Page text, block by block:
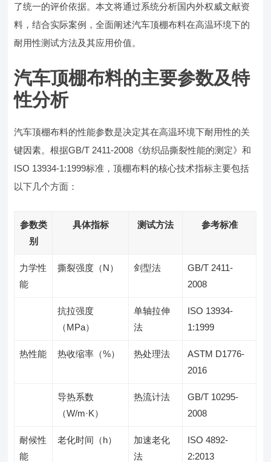
了统一的评价依据。本文将通过系统分析国内外权威文献资
料，结合实际案例，全面阐述汽车顶棚布料在高温环境下的
耐用性测试方法及其应用价值。
汽车顶棚布料的主要参数及特
性分析
汽车顶棚布料的性能参数是决定其在高温环境下耐用性的关
键因素。根据GB/T 2411-2008《纺织品撕裂性能的测定》和
ISO 13934-1:1999标准，顶棚布料的核心技术指标主要包括
以下几个方面：
参数类
别
具体指标 测试方法 参考标准
力学性
能
撕裂强度（N） 剑型法
GB/T 2411-
2008
抗拉强度
（MPa）
单轴拉伸
法
ISO 13934-
1:1999
热性能 热收缩率（%） 热处理法
ASTM D1776-
2016
导热系数
（W/m·K）
热流计法
GB/T 10295-
2008
耐候性
能
老化时间（h）
加速老化
法
ISO 4892-
2:2013